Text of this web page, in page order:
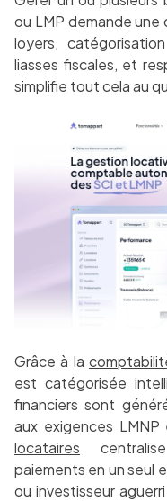
ou LMP demande une
loyers,
liasses fiscales, et
simplifie tout cela au
Grâce à la
est catégorisée
financiers sont
aux exigences
locataires
paiements en un seul
ou investisseur